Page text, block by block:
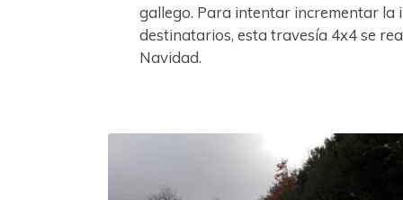
gallego. Para intentar incrementar la
destinatarios, esta travesía 4x4 se
Navidad.